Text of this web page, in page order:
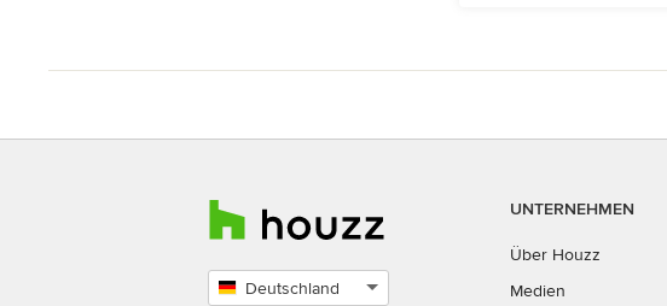
Deutschland
UNTERNEHMEN
Über Houzz
Medien